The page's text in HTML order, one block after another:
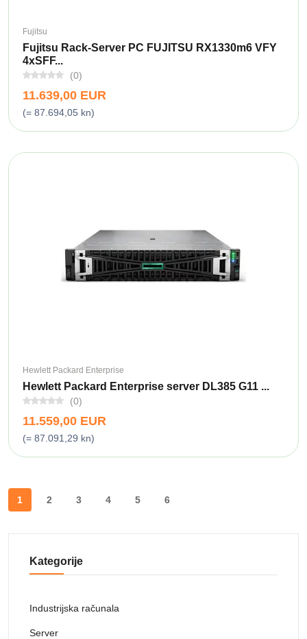
Fujitsu
Fujitsu Rack-Server PC FUJITSU RX1330m6 VFY
4xSFF...
(0)
11.639,00 EUR
(= 87.694,05 kn)
Hewlett Packard Enterprise
Hewlett Packard Enterprise server DL385 G11 ...
(0)
11.559,00 EUR
(= 87.091,29 kn)
1 2 3 4 5 6
Kategorije
Industrijska računala
Server